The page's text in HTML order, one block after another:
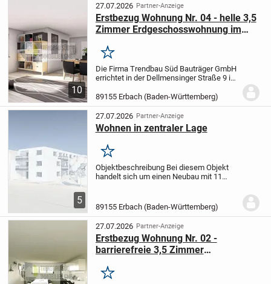
Stellplätzen sowie Aussenstellplätze...
10
27.07.2026 Partner-Anzeige
Erstbezug Wohnung Nr. 04 - helle 3,5
Zimmer Erdgeschosswohnung im
Merken
Die Firma Trendbau Süd Bauträger GmbH
errichtet in der Dellmensinger Straße 9 in
Mehrfamilienhäuser mit 15
Wohneinheiten mit überdachten
Stellplätzen und Außenstellplätzen....
89155 Erbach (Baden-Württemberg)
5
27.07.2026 Partner-Anzeige
Wohnen in zentraler Lage
Merken
Objektbeschreibung Bei diesem Objekt
handelt sich um einen Neubau mit 11
durch ihre durchdachte Raumaufteilung.
89155 Erbach (Baden-Württemberg)
27.07.2026 Partner-Anzeige
Erstbezug Wohnung Nr. 02 -
barrierefreie 3,5 Zimmer
Merken